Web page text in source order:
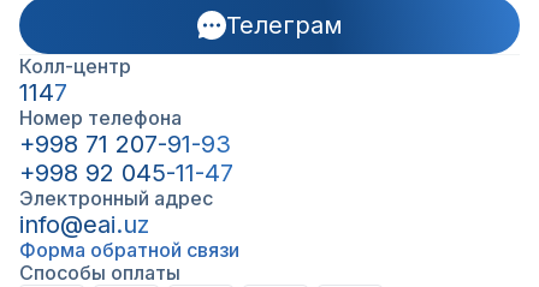
Телеграм
Колл-центр
1147
Номер телефона
+998 71 207-91-93
+998 92 045-11-47
Электронный адрес
info@eai.uz
Форма обратной связи
Способы оплаты